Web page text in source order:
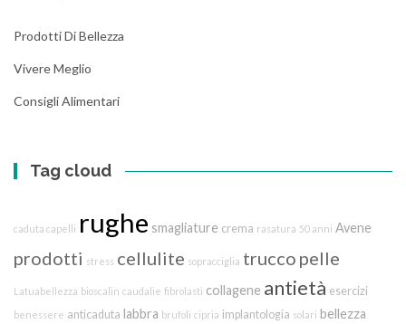
Prodotti Di Bellezza
Vivere Meglio
Consigli Alimentari
Tag cloud
caduta capelli rughe smagliature crema rasatura 50 anni Avene
prodotti stress cellulite sopracciglia trucco pelle
Latuabellezza bioscalin caudalie fibrolasti collagene antietà esercizi
benessere anticaduta labbra brufoli cipria implantologia solari bellezza